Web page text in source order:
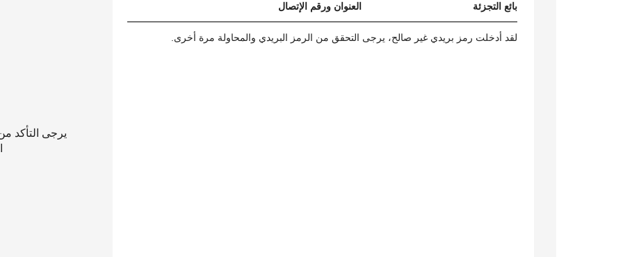
بائع التجزئة العنوان ورقم الإتصال
لقد أدخلت رمز بريدي غير صالح، يرجى التحقق من الرمز البريدي والمحاولة مرة أخرى.
يرجى التأكد